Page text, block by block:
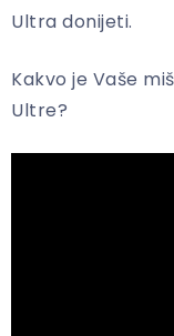
Ultra donijeti.
Kakvo je Vaše
Ultre?